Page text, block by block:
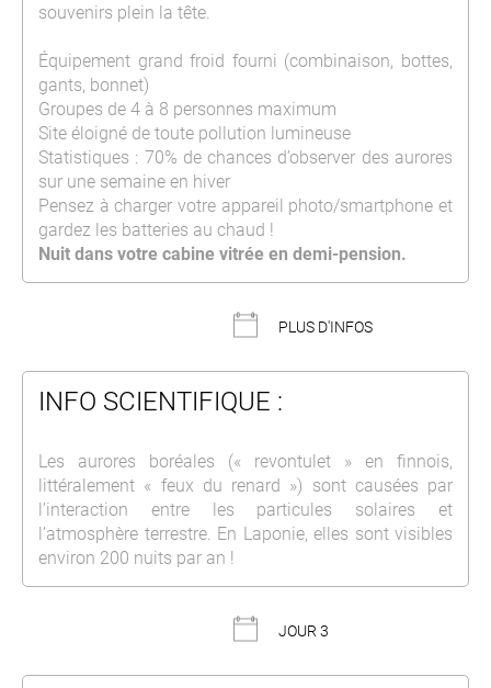
souvenirs plein la tête.
Équipement grand froid fourni (combinaison, bottes,
gants, bonnet)
Groupes de 4 à 8 personnes maximum
Site éloigné de toute pollution lumineuse
Statistiques : 70% de chances d’observer des aurores
sur une semaine en hiver
Pensez à charger votre appareil photo/smartphone et
gardez les batteries au chaud !
Nuit dans votre cabine vitrée en demi-pension.
PLUS D'INFOS
INFO SCIENTIFIQUE :
Les aurores boréales (« revontulet » en finnois,
littéralement « feux du renard ») sont causées par
l’interaction entre les particules solaires et
l’atmosphère terrestre. En Laponie, elles sont visibles
environ 200 nuits par an !
JOUR 3